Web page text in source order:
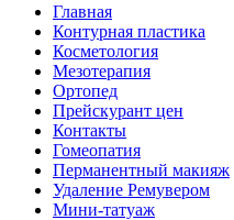
Главная
Контурная пластика
Косметология
Мезотерапия
Ортопед
Прейскурант цен
Контакты
Гомеопатия
Перманентный макияж
Удаление Ремувером
Мини-татуаж